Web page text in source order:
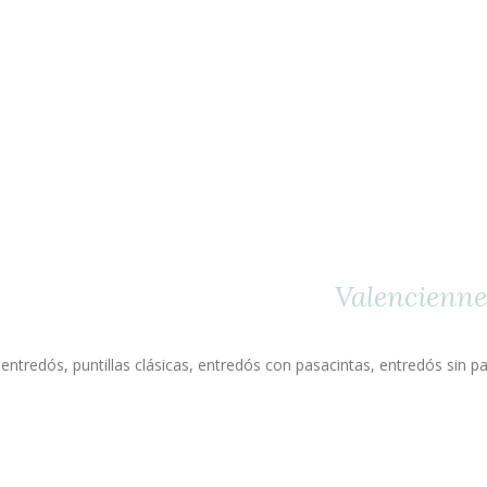
Valencienne
puntillas clásicas, entredós con pasacintas, entredós sin